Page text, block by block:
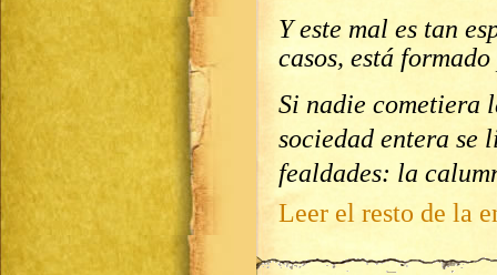
Y este mal es tan
casos, está
Si nadie cometiera
sociedad entera se
fealdades: la
Leer el resto de la